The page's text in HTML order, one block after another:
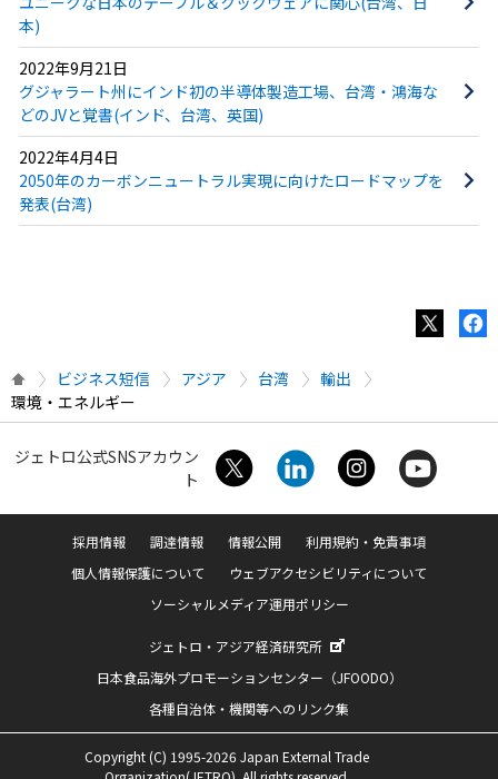
本)
2022年9月21日
グジャラート州にインド初の半導体製造工場、台湾・鴻海な
どのJVと覚書(インド、台湾、英国)
2022年4月4日
2050年のカーボンニュートラル実現に向けたロードマップを
発表(台湾)
ビジネス短信 アジア 台湾
輸出
環境・エネルギー
ジェトロ公式SNSアカウン
ト
採用情報 調達情報 情報公開
利用規約・免責事項
個人情報保護について
ウェブアクセシビリティについて
ソーシャルメディア運用ポリシー
ジェトロ・アジア経済研究所
日本食品海外プロモーションセンター（JFOODO）
各種自治体・機関等へのリンク集
Copyright (C) 1995-2026 Japan External Trade